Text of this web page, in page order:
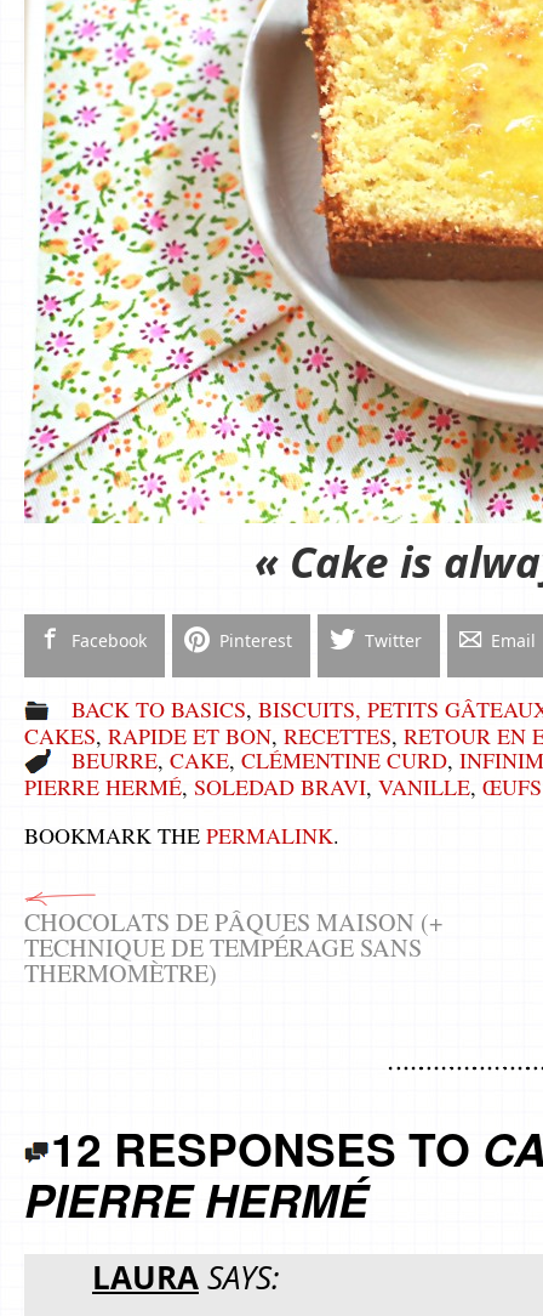
« Cake is
Facebook Pinterest Twitter Email
BACK TO BASICS, BISCUITS, PETITS
CAKES, RAPIDE ET BON, RECETTES, RETOUR EN
BEURRE, CAKE, CLÉMENTINE CURD,
PIERRE HERMÉ, SOLEDAD BRAVI, VANILLE, ŒUFS
BOOKMARK THE PERMALINK.
CHOCOLATS DE PÂQUES MAISON (+
TECHNIQUE DE TEMPÉRAGE SANS
THERMOMÈTRE)
12 RESPONSES TO
PIERRE HERMÉ
LAURASAYS: